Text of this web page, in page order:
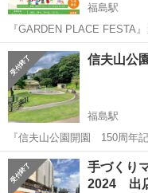
福島駅
『GARDEN PLACE FESTA
Fukushima ~ *-*-*-*-*-*-*-*-
福島 福島市 福島駅
信夫山公
福島駅
『信夫山公園開園 150周年
「学び、遊び、ひろげる」
ぐ未来！ と題して、イベ
広...
福島 福島市 福島駅
手づくり
2024 出